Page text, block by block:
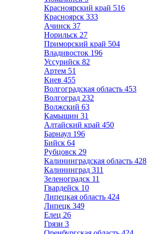
Красноярский край 516
Красноярск 333
Ачинск 37
Норильск 27
Приморский край 504
Владивосток 196
Уссурийск 82
Артем 51
Киев 455
Волгоградская область 453
Волгоград 232
Волжский 63
Камышин 31
Алтайский край 450
Барнаул 196
Бийск 64
Рубцовск 29
Калининградская область 428
Калининград 311
Зеленоградск 11
Гвардейск 10
Липецкая область 424
Липецк 349
Елец 26
Грязи 3